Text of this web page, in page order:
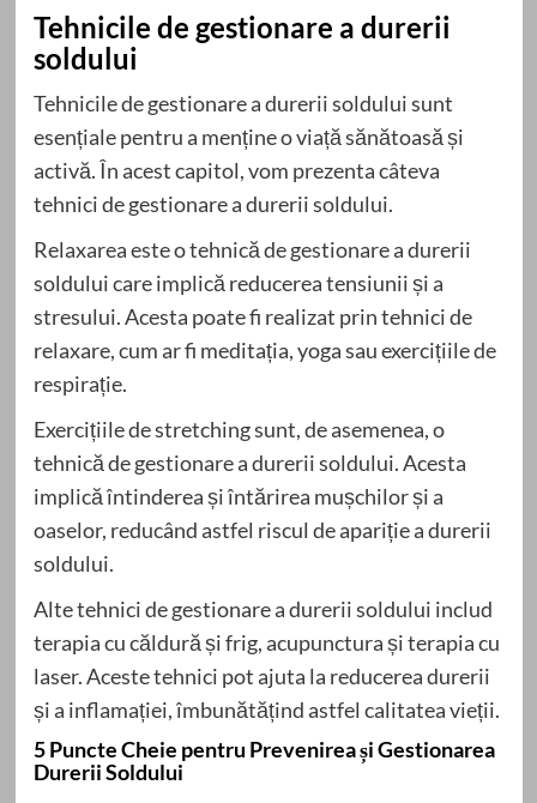
Tehnicile de gestionare a durerii
soldului
Tehnicile de gestionare a durerii soldului sunt
esențiale pentru a menține o viață sănătoasă și
activă. În acest capitol, vom prezenta câteva
tehnici de gestionare a durerii soldului.
Relaxarea este o tehnică de gestionare a durerii
soldului care implică reducerea tensiunii și a
stresului. Acesta poate fi realizat prin tehnici de
relaxare, cum ar fi meditația, yoga sau exercițiile de
respirație.
Exercițiile de stretching sunt, de asemenea, o
tehnică de gestionare a durerii soldului. Acesta
implică întinderea și întărirea mușchilor și a
oaselor, reducând astfel riscul de apariție a durerii
soldului.
Alte tehnici de gestionare a durerii soldului includ
terapia cu căldură și frig, acupunctura și terapia cu
laser. Aceste tehnici pot ajuta la reducerea durerii
și a inflamației, îmbunătățind astfel calitatea vieții.
5 Puncte Cheie pentru Prevenirea și Gestionarea
Durerii Soldului